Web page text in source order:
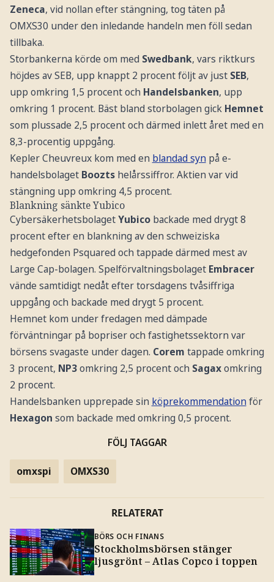
Zeneca, vid nollan efter stängning, tog täten på
OMXS30 under den inledande handeln men föll sedan
tillbaka.
Storbankerna körde om med Swedbank, vars riktkurs
höjdes av SEB, upp knappt 2 procent följt av just SEB,
upp omkring 1,5 procent och Handelsbanken, upp
omkring 1 procent. Bäst bland storbolagen gick Hemnet
som plussade 2,5 procent och därmed inlett året med en
8,3-procentig uppgång.
Kepler Cheuvreux kom med en blandad synpå e-
handelsbolaget Booztshelårssiffror. Aktien var vid
stängning upp omkring 4,5 procent.
Blankning sänkte Yubico
CybersäkerhetsbolagetYubico backade med drygt 8
procent efter en blankning av den schweiziska
hedgefonden Psquared och tappade därmed mest av
Large Cap-bolagen. Spelförvaltningsbolaget Embracer
vände samtidigt nedåt efter torsdagens tvåsiffriga
uppgång och backade med drygt 5 procent.
Hemnet kom under fredagen med dämpade
förväntningar på bopriser och fastighetssektorn var
börsens svagaste under dagen. Corem tappade omkring
3 procent, NP3omkring 2,5 procent och Sagaxomkring
2 procent.
Handelsbanken upprepade sin köprekommendationför
Hexagon som backade med omkring 0,5 procent.
FÖLJ TAGGAR
omxspi OMXS30
RELATERAT
BÖRS OCH FINANS
Stockholmsbörsen stänger
ljusgrönt – Atlas Copco i toppen